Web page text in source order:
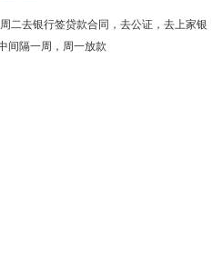
二去银行签贷款合同，去公证，去上家银
间隔一周，周一放款